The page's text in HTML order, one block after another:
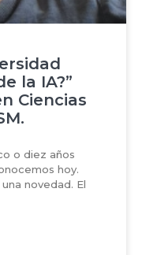
la IA?”
Ciencias
o diez años
hoy.
novedad. El